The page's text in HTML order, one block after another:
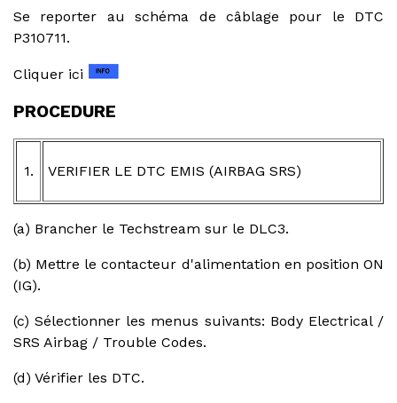
Se reporter au schéma de câblage pour le DTC
P310711.
Cliquer ici
PROCEDURE
1. VERIFIER LE DTC EMIS (AIRBAG SRS)
(a) Brancher le Techstream sur le DLC3.
(b) Mettre le contacteur d'alimentation en position ON
(IG).
(c) Sélectionner les menus suivants: Body Electrical /
SRS Airbag / Trouble Codes.
(d) Vérifier les DTC.